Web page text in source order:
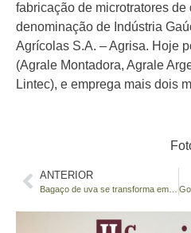
fabricação de microtratores
denominação de Indústria
Agrícolas S.A. – Agrisa. Hoje
(Agrale Montadora, Agrale
Lintec), e emprega mais dois
ANTERIOR